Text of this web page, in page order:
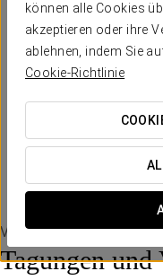
können alle Cookies
akzeptieren oder ihre
ablehnen, indem Sie
Cookie-Richtlinie
Tagungen und
Reliance
25 m2
x m
altura
14
Shamrock
x m
Endeavour
x m
altura